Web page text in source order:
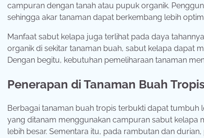
campuran dengan tanah atau pupuk organik.
sehingga akar tanaman dapat berkembang lebih
Manfaat sabut kelapa juga terlihat pada daya
organik di sekitar tanaman buah, sabut kelapa dapat
Dengan begitu, kebutuhan pemeliharaan tanaman
Penerapan di Tanaman Buah Tropis
Berbagai tanaman buah tropis terbukti dapat
yang ditanam menggunakan campuran sabut kelapa
lebih besar. Sementara itu, pada rambutan dan